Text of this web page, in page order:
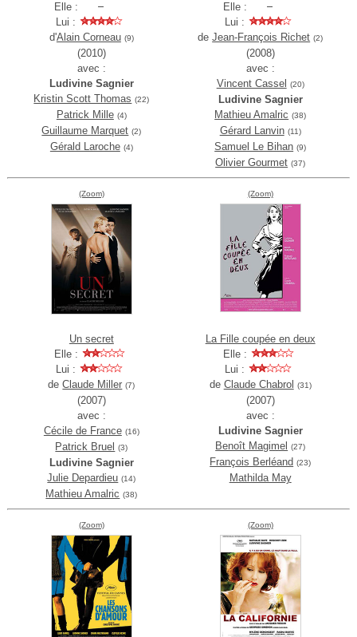
Elle :
Lui :
d'Alain Corneau (9)
(2010)
avec :
Ludivine Sagnier
Kristin Scott Thomas (22)
Patrick Mille (4)
Guillaume Marquet (2)
Gérald Laroche (4)
Elle :
Lui :
deJean-François Richet (2)
(2008)
avec :
Vincent Cassel
(20)
Ludivine Sagnier
Mathieu Amalric (38)
Gérard Lanvin (11)
Samuel Le Bihan (9)
Olivier Gourmet (37)
(Zoom)
Un secret
Elle :
Lui :
deClaude Miller (7)
(2007)
avec :
Cécile de France (16)
Patrick Bruel (3)
Ludivine Sagnier
Julie Depardieu (14)
Mathieu Amalric (38)
(Zoom)
La Fille coupée en deux
Elle :
Lui :
de Claude Chabrol (31)
(2007)
avec :
Ludivine Sagnier
Benoît Magimel
(27)
François Berléand (23)
Mathilda May
(Zoom) (Zoom)